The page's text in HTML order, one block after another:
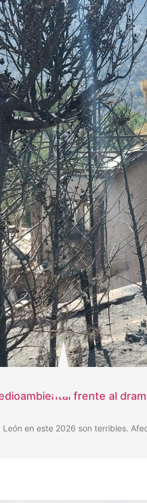
frente al
en este 2026 son terribles.